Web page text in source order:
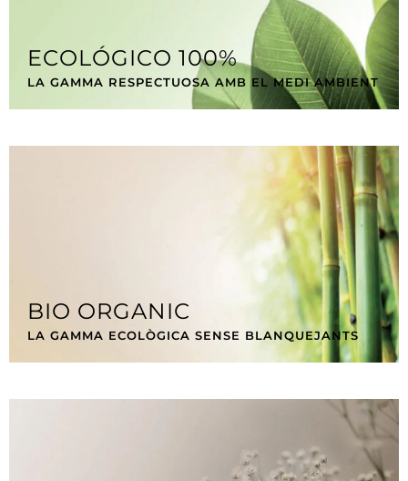
ECOLÓGICO 100%
LA GAMMA RESPECTUOSA AMB EL MEDI AMBIENT
BIO ORGANIC
LA GAMMA ECOLÒGICA SENSE BLANQUEJANTS